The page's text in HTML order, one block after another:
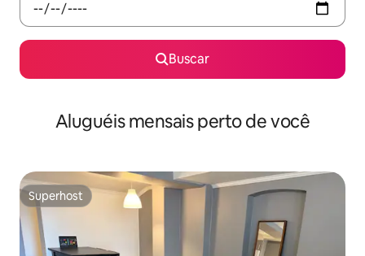
Buscar
Aluguéis mensais perto de você
Superhost
Superhost